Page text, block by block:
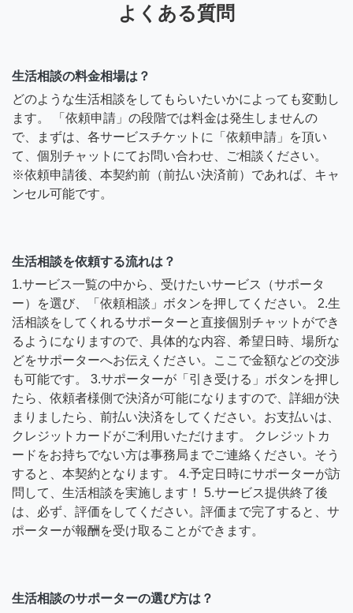
よくある質問
生活相談の料金相場は？
どのような生活相談をしてもらいたいかによっても変動し
ます。 「依頼申請」の段階では料金は発生しませんの
で、まずは、各サービスチケットに「依頼申請」を頂い
て、個別チャットにてお問い合わせ、ご相談ください。
※依頼申請後、本契約前（前払い決済前）であれば、キャ
ンセル可能です。
生活相談を依頼する流れは？
1.サービス一覧の中から、受けたいサービス（サポータ
ー）を選び、「依頼相談」ボタンを押してください。 2.生
活相談をしてくれるサポーターと直接個別チャットができ
るようになりますので、具体的な内容、希望日時、場所な
どをサポーターへお伝えください。ここで金額などの交渉
も可能です。 3.サポーターが「引き受ける」ボタンを押し
たら、依頼者様側で決済が可能になりますので、詳細が決
まりましたら、前払い決済をしてください。お支払いは、
クレジットカードがご利用いただけます。 クレジットカ
ードをお持ちでない方は事務局までご連絡ください。そう
すると、本契約となります。 4.予定日時にサポーターが訪
問して、生活相談を実施します！ 5.サービス提供終了後
は、必ず、評価をしてください。評価まで完了すると、サ
ポーターが報酬を受け取ることができます。
生活相談のサポーターの選び方は？